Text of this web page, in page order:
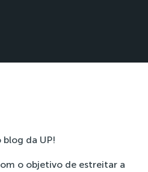
da UP!
o objetivo de estreitar a